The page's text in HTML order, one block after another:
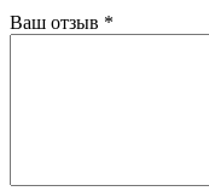
Ваш отзыв *